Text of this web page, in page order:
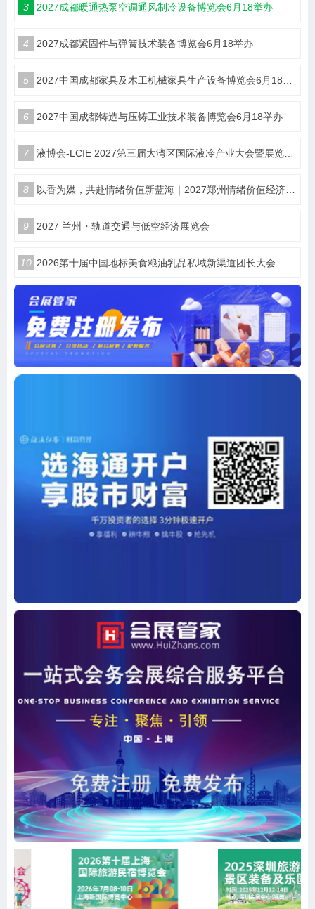
3 2027成都暖通热泵空调通风制冷设备博览会6月18举办
4 2027成都紧固件与弹簧技术装备博览会6月18举办
5 2027中国成都家具及木工机械家具生产设备博览会6月18举办
6 2027中国成都铸造与压铸工业技术装备博览会6月18举办
7 液博会-LCIE 2027第三届大湾区国际液冷产业大会暨展览会（深圳）
8 以香为媒，共赴情绪价值新蓝海｜2027郑州情绪价值经济博览会・香氛产业馆
9 2027 兰州・轨道交通与低空经济展览会
10 2026第十届中国地标美食粮油乳品私域新渠道团长大会